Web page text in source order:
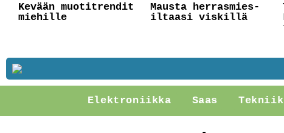
Kevään muotitrendit
miehille
Mausta herrasmies-
iltaasi viskillä
Elektroniikka Saas